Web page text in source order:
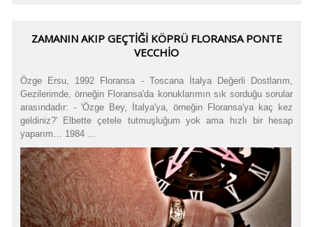
ZAMANIN AKIP GEÇTIĞI KÖPRÜ FLORANSA PONTE
VECCHIO
Özge Ersu, 1992 Floransa - Toscana İtalya Değerli Dostlarım,
Gezilerimde, örneğin Floransa'da konuklarımın sık sorduğu sorular
arasındadır: - 'Özge Bey, İtalya'ya, örneğin Floransa'ya kaç kez
geldiniz?' Elbette çetele tutmuşluğum yok ama hızlı bir hesap
yaparım… 1984 ...